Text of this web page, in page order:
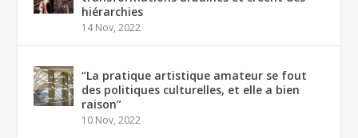
hiérarchies
14 Nov, 2022
“La pratique artistique amateur se fout
des politiques culturelles, et elle a bien
raison”
10 Nov, 2022